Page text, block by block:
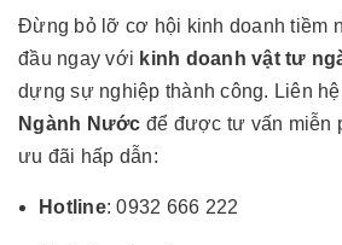
Đừng bỏ lỡ cơ hội kinh doanh tiềm
đầu ngay với kinh doanh vật tư
dựng sự nghiệp thành công. Liên
Ngành Nước để được tư vấn miễn
ưu đãi hấp dẫn:
Hotline: 0932 666 222